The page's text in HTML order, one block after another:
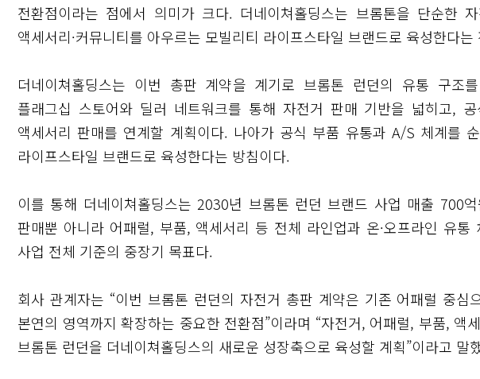
전환점이라는 점에서 의미가 크다. 더네이쳐홀딩스는 브롬톤을 단순한 자
액세서리·커뮤니티를 아우르는 모빌리티 라이프스타일 브랜드로 육성한다는
더네이쳐홀딩스는 이번 총판 계약을 계기로 브롬톤 런던의 유통 구조
플래그십 스토어와 딜러 네트워크를 통해 자전거 판매 기반을 넓히고,
액세서리 판매를 연계할 계획이다. 나아가 공식 부품 유통과 A/S 체계를
라이프스타일 브랜드로 육성한다는 방침이다.
이를 통해 더네이쳐홀딩스는 2030년 브롬톤 런던 브랜드 사업 매출 700
판매뿐 아니라 어패럴, 부품, 액세서리 등 전체 라인업과 온·오프라인 유
사업 전체 기준의 중장기 목표다.
회사 관계자는 “이번 브롬톤 런던의 자전거 총판 계약은 기존 어패럴 중
본연의 영역까지 확장하는 중요한 전환점”이라며 “자전거, 어패럴, 부품, 액
브롬톤 런던을 더네이쳐홀딩스의 새로운 성장축으로 육성할 계획”이라고 말
닫기